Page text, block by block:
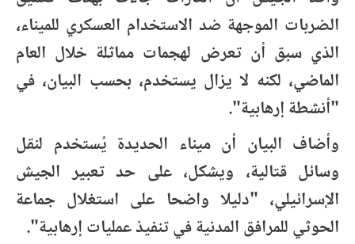
الضربات الموجهة ضد الاستخدام العسكري للميناء،
الذي سبق أن تعرض لهجمات مماثلة خلال العام
الماضي، لكنه لا يزال يستخدم، بحسب البيان، في
"أنشطة إرهابية".
وأضاف البيان أن ميناء الحديدة يُستخدم لنقل
وسائل قتالية، ويشكل، على حد تعبير الجيش
الإسرائيلي، "دليلا واضحا على استغلال جماعة
الحوثي للمرافق المدنية في تنفيذ عمليات إرهابية".